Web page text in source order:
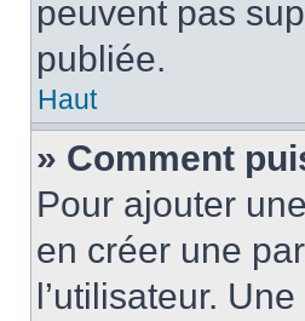
peuvent pas
publiée.
Haut
» Comment
Pour ajouter
en créer une
l’utilisateur.